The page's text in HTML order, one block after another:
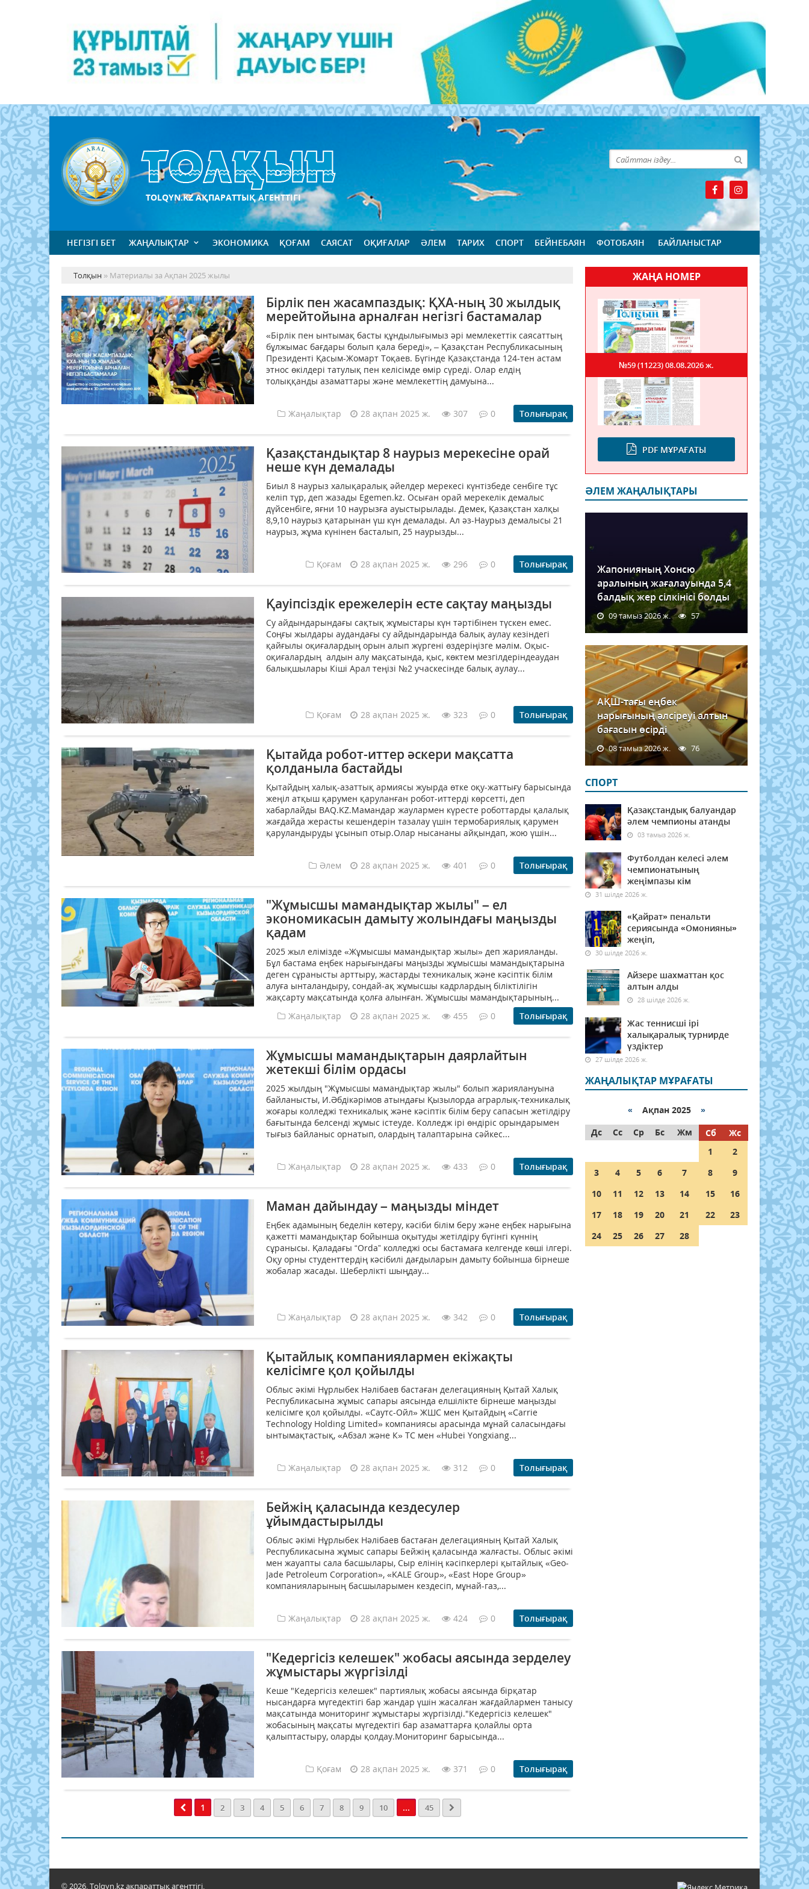
TOLQYN.KZ АҚПАРАТТЫҚ АГЕНТТІГІ
НЕГІЗГІ БЕТ ЖАҢАЛЫҚТАР ЭКОНОМИКА ҚОҒАМ САЯСАТ ОҚИҒАЛАР ӘЛЕМ ТАРИХ СПОРТ БЕЙНЕБАЯН ФОТОБАЯН БАЙЛАНЫСТАР
Толқын » Материалы за Ақпан 2025 жылы
Бірлік пен жасампаздық: ҚХА-ның 30 жылдық
мерейтойына арналған негізгі бастамалар
«Бірлік пен ынтымақ басты құндылығымыз әрі мемлекеттік саясаттың
бұлжымас бағдары болып қала береді», – Қазақстан Республикасының
Президенті Қасым-Жомарт Тоқаев. Бүгінде Қазақстанда 124-тен астам
этнос өкілдері татулық пен келісімде өмір сүреді. Олар елдің
толыққанды азаматтары және мемлекеттің дамуына...
Жаңалықтар 28 ақпан 2025 ж. 307 0 Толығырақ
Қазақстандықтар 8 наурыз мерекесіне орай
неше күн демалады
Биыл 8 наурыз халықаралық әйелдер мерекесі күнтізбеде сенбіге тұс
келіп тұр, деп жазады Egemen.kz. Осыған орай мерекелік демалыс
дүйсенбіге, яғни 10 наурызға ауыстырылады. Демек, Қазақстан халқы
8,9,10 наурыз қатарынан үш күн демалады. Ал әз-Наурыз демалысы 21
наурыз, жұма күнінен басталып, 25 наурызды...
Қоғам 28 ақпан 2025 ж. 296 0 Толығырақ
Қауіпсіздік ережелерін есте сақтау маңызды
Су айдындарындағы сақтық жұмыстары күн тәртібінен түскен емес.
Соңғы жылдары аудандағы су айдындарында балық аулау кезіндегі
қайғылы оқиғалардың орын алып жүргені өздеріңізге мәлім. Оқыс-
оқиғалардың алдын алу мақсатында, қыс, көктем мезгілдеріндеаудан
балықшылары Кіші Арал теңізі №2 учаскесінде балық аулау...
Қоғам 28 ақпан 2025 ж. 323 0 Толығырақ
Қытайда робот-иттер әскери мақсатта
қолданыла бастайды
Қытайдың халық-азаттық армиясы жуырда өтке оқу-жаттығу барысында
жеңіл атқыш қарумен қаруланған робот-иттерді көрсетті, деп
хабарлайды BAQ.KZ.Мамандар жаулармен күресте роботтарды қалалық
жағдайда жерасты кешендерін тазалау үшін термобариялық қарумен
қаруландыруды ұсынып отыр.Олар нысананы айқындап, жою үшін...
Әлем 28 ақпан 2025 ж. 401 0 Толығырақ
"Жұмысшы мамандықтар жылы" – ел
экономикасын дамыту жолындағы маңызды
қадам
2025 жыл елімізде «Жұмысшы мамандықтар жылы» деп жарияланды.
Бұл бастама еңбек нарығындағы маңызды жұмысшы мамандықтарына
деген сұранысты арттыру, жастарды техникалық және кәсіптік білім
алуға ынталандыру, сондай-ақ жұмысшы кадрлардың біліктілігін
жақсарту мақсатында қолға алынған. Жұмысшы мамандықтарының...
Жаңалықтар
28 ақпан 2025 ж. 455 0 Толығырақ
Жұмысшы мамандықтарын даярлайтын
жетекші білім ордасы
2025 жылдың "Жұмысшы мамандықтар жылы" болып жариялануына
байланысты, И.Әбдікәрімов атындағы Қызылорда аграрлық-техникалық
жоғары колледжі техникалық және кәсіптік білім беру сапасын жетілдіру
бағытында белсенді жұмыс істеуде. Колледж ірі өндіріс орындарымен
тығыз байланыс орнатып, олардың талаптарына сәйкес...
Жаңалықтар 28 ақпан 2025 ж. 433 0 Толығырақ
Маман дайындау – маңызды міндет
Еңбек адамының беделін көтеру, кәсіби білім беру және еңбек нарығына
қажетті мамандықтар бойынша оқытуды жетілдіру бүгінгі күннің
сұранысы. Қаладағы “Оrda” колледжі осы бастамаға келгенде көші ілгері.
Оқу орны студенттердің кәсібилі дағдыларын дамыту бойынша бірнеше
жобалар жасады. Шеберлікті шыңдау...
Жаңалықтар 28 ақпан 2025 ж. 342 0 Толығырақ
Қытайлық компаниялармен екіжақты
келісімге қол қойылды
Облыс әкімі Нұрлыбек Нәлібаев бастаған делегацияның Қытай Халық
Республикасына жұмыс сапары аясында елшілікте бірнеше маңызды
келісімге қол қойылды. «Саутс-Ойл» ЖШС мен Қытайдың «Carrie
Technology Holding Limited» компаниясы арасында мұнай саласындағы
ынтымақтастық, «Абзал және К» ТС мен «Hubei Yongxiang...
Жаңалықтар 28 ақпан 2025 ж. 312 0 Толығырақ
Бейжің қаласында кездесулер
ұйымдастырылды
Облыс әкімі Нұрлыбек Нәлібаев бастаған делегацияның Қытай Халық
Республикасына жұмыс сапары Бейжің қаласында жалғасты. Облыс әкімі
мен жауапты сала басшылары, Сыр елінің кәсіпкерлері қытайлық «Geo-
Jade Petroleum Corporation», «KALE Group», «East Hope Group»
компанияларының басшыларымен кездесіп, мұнай-газ,...
Жаңалықтар 28 ақпан 2025 ж. 424 0 Толығырақ
"Кедергісіз келешек" жобасы аясында зерделеу
жұмыстары жүргізілді
Кеше "Кедергісіз келешек" партиялық жобасы аясында бірқатар
нысандарға мүгедектігі бар жандар үшін жасалған жағдайлармен танысу
мақсатында мониторинг жұмыстары жүргізілді."Кедергісіз келешек"
жобасының мақсаты мүгедектігі бар азаматтарға қолайлы орта
қалыптастыру, оларды қолдау.Мониторинг барысында...
Қоғам 28 ақпан 2025 ж. 371 0 Толығырақ
1 2 3 4 5 6 7 8 9 10 ... 45
ЖАҢА НОМЕР
PDF МҰРАҒАТЫ
№59 (11223)08.08.2026 ж.
ӘЛЕМ ЖАҢАЛЫҚТАРЫ
Жапонияның Хонсю
аралының жағалауында 5,4
балдық жер сілкінісі болды
09 тамыз 2026 ж. 57
АҚШ-тағы еңбек
нарығының әлсіреуі алтын
бағасын өсірді
08 тамыз 2026 ж. 76
СПОРТ
Қазақстандық балуандар
әлем чемпионы атанды
03 тамыз 2026 ж.
Футболдан келесі әлем
чемпионатының
жеңімпазы кім
31 шілде 2026 ж.
«Қайрат» пенальти
сериясында «Омонияны»
жеңіп,
30 шілде 2026 ж.
Айзере шахматтан қос
алтын алды
28 шілде 2026 ж.
Жас теннисші ірі
халықаралық турнирде
үздіктер
27 шілде 2026 ж.
ЖАҢАЛЫҚТАР МҰРАҒАТЫ
« Ақпан 2025 »
Дс
Сс Ср Бс Жм Сб
Жс
1
2
3
4 5 6 7 8
9
10
11 12 13 14 15
16
17
18 19 20 21 22
23
24
25 26 27 28
© 2026. Tolqyn.kz ақпараттық агенттігі.